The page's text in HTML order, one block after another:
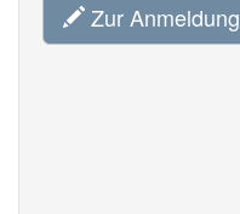
Zur Anmeldung